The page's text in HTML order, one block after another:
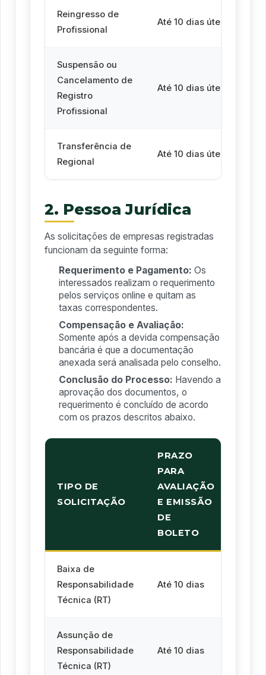
Reingresso de
Profissional
Até 10 dias úteis
Suspensão ou
Cancelamento de
Registro
Profissional
Até 10 dias úteis
Transferência de
Regional
Até 10 dias úteis
2. Pessoa Jurídica
As solicitações de empresas registradas
funcionam da seguinte forma:
Requerimento e Pagamento: Os
interessados realizam o requerimento
pelos serviços online e quitam as
taxas correspondentes.
Compensação e Avaliação:
Somente após a devida compensação
bancária é que a documentação
anexada será analisada pelo conselho.
Conclusão do Processo: Havendo a
aprovação dos documentos, o
requerimento é concluído de acordo
com os prazos descritos abaixo.
TIPO DE
SOLICITAÇÃO
PRAZO
PARA
AVALIAÇÃO
E EMISSÃO
DE
BOLETO
Baixa de
Responsabilidade
Técnica (RT)
Até 10 dias
Assunção de
Responsabilidade
Técnica (RT)
Até 10 dias